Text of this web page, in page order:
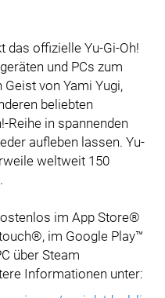
das offizielle Yu-Gi-Oh!
und PCs zum
Geist von Yami Yugi,
beliebten
Reihe in spannenden
aufleben lassen. Yu-
weltweit 150
im App Store®
im Google Play™
über Steam
Informationen unter: